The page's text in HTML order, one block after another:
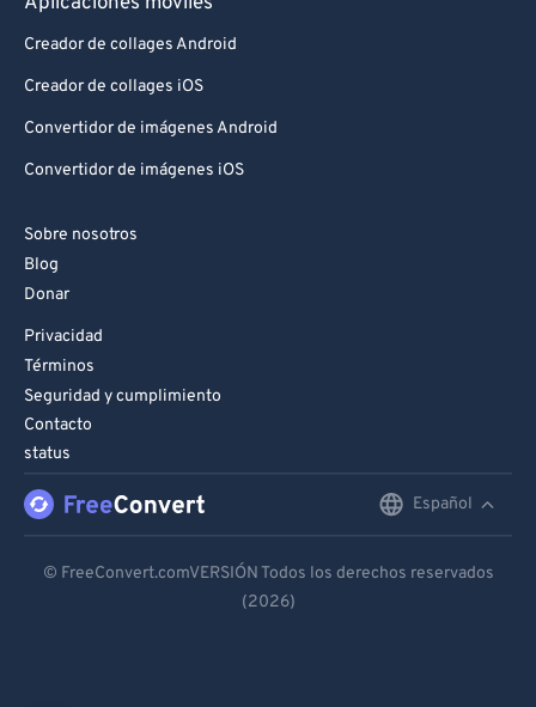
Creador de collages Android
Creador de collages iOS
Convertidor de imágenes Android
Convertidor de imágenes iOS
Sobre nosotros
Blog
Donar
Privacidad
Términos
Seguridad y cumplimiento
Contacto
status
Español
Español
© FreeConvert.comVERSIÓN Todos los derechos reservados
(2026)